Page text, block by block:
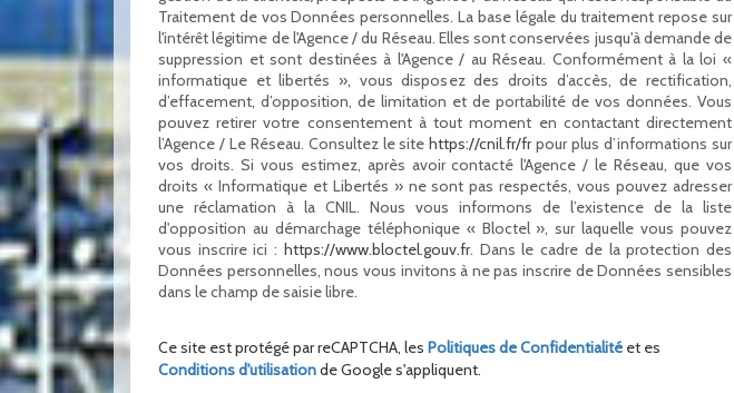
Traitement de vos Données personnelles. La base légale du traitement repose sur
l'intérêt légitime de l'Agence / du Réseau. Elles sont conservées jusqu'à demande de
suppression et sont destinées à l'Agence / au Réseau. Conformément à la loi «
informatique et libertés », vous disposez des droits d’accès, de rectification,
d’effacement, d’opposition, de limitation et de portabilité de vos données. Vous
pouvez retirer votre consentement à tout moment en contactant directement
l’Agence / Le Réseau. Consultez le sitehttps://cnil.fr/frpour plus d’informations sur
vos droits. Si vous estimez, après avoir contacté l'Agence / le Réseau, que vos
droits « Informatique et Libertés » ne sont pas respectés, vous pouvez adresser
une réclamation à la CNIL. Nous vous informons de l’existence de la liste
d'opposition au démarchage téléphonique « Bloctel », sur laquelle vous pouvez
vous inscrire ici : https://www.bloctel.gouv.fr. Dans le cadre de la protection des
Données personnelles, nous vous invitons à ne pas inscrire de Données sensibles
dans le champ de saisie libre.
Ce site est protégé par reCAPTCHA, les Politiques de Confidentialité et es
Conditions d'utilisationde Google s'appliquent.